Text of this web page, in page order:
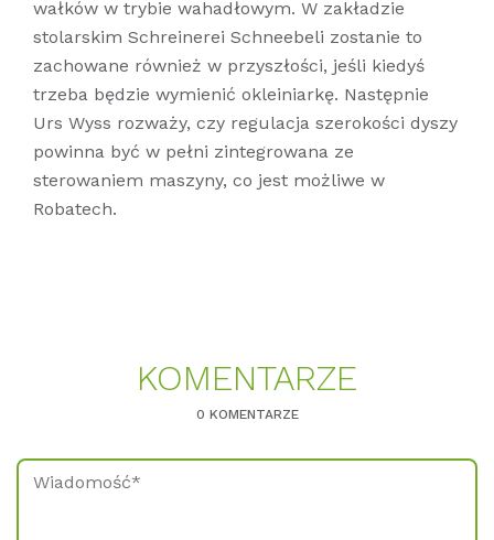
wałków w trybie wahadłowym. W zakładzie
stolarskim Schreinerei Schneebeli zostanie to
zachowane również w przyszłości, jeśli kiedyś
trzeba będzie wymienić okleiniarkę. Następnie
Urs Wyss rozważy, czy regulacja szerokości dyszy
powinna być w pełni zintegrowana ze
sterowaniem maszyny, co jest możliwe w
Robatech.
KO­MEN­TAR­ZE
0 KOMENTARZE